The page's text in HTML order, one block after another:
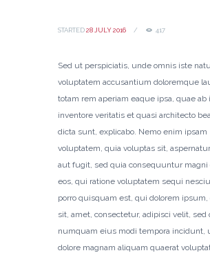
STARTED28 JULY 2016 417
Sed ut perspiciatis, unde omnis iste
voluptatem accusantium doloremque
totam rem aperiam eaque ipsa, quae ab
inventore veritatis et quasi architecto
dicta sunt, explicabo. Nemo enim ipsam
voluptatem, quia voluptas sit,
aut fugit, sed quia consequuntur magni
eos, qui ratione voluptatem sequi
porro quisquam est, qui dolorem ipsum,
sit, amet, consectetur, adipisci velit, sed
numquam eius modi tempora incidunt,
dolore magnam aliquam quaerat